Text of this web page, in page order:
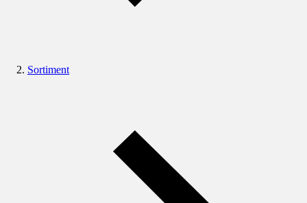
Sortiment